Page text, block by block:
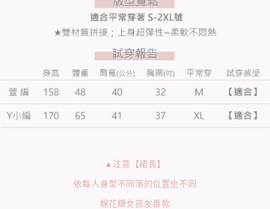
▲注意【裙長】
依每人身型不同落的位置也不同
棉花糖女孩友善款